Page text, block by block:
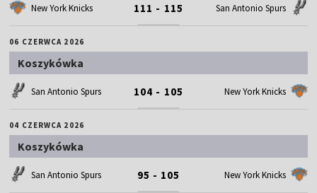
New York Knicks 111 - 115 San Antonio Spurs
06 CZERWCA 2026
Koszykówka
San Antonio Spurs 104 - 105 New York Knicks
04 CZERWCA 2026
Koszykówka
San Antonio Spurs 95 - 105 New York Knicks